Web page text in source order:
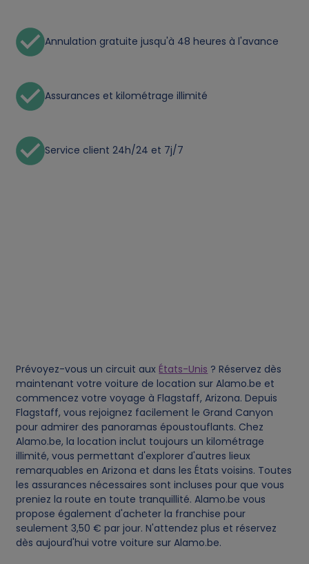
Annulation gratuite jusqu'à 48 heures à l'avance
Assurances et kilométrage illimité
Service client 24h/24 et 7j/7
Prévoyez-vous un circuit aux États-Unis ? Réservez dès
maintenant votre voiture de location sur Alamo.be et
commencez votre voyage à Flagstaff, Arizona. Depuis
Flagstaff, vous rejoignez facilement le Grand Canyon
pour admirer des panoramas époustouflants. Chez
Alamo.be, la location inclut toujours un kilométrage
illimité, vous permettant d'explorer d'autres lieux
remarquables en Arizona et dans les États voisins. Toutes
les assurances nécessaires sont incluses pour que vous
preniez la route en toute tranquillité. Alamo.be vous
propose également d'acheter la franchise pour
seulement 3,50 € par jour. N'attendez plus et réservez
dès aujourd'hui votre voiture sur Alamo.be.
s
o
n
a
n
d
c
o
o
k